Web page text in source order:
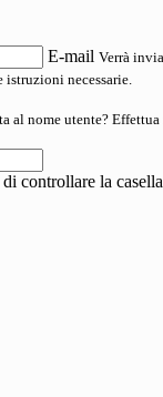
E-mail Verrà
necessarie.
al nome utente?
controllare la